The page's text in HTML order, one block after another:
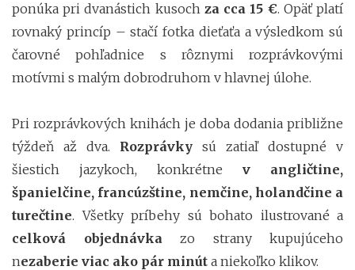
ponúka pri dvanástich kusoch za cca 15 €. Opäť platí
rovnaký princíp – stačí fotka dieťaťa a výsledkom sú
čarovné pohľadnice s rôznymi rozprávkovými
motívmi s malým dobrodruhom v hlavnej úlohe.
Pri rozprávkových knihách je doba dodania približne
týždeň až dva. Rozprávky sú zatiaľ dostupné v
šiestich jazykoch, konkrétne v angličtine,
španielčine, francúzštine, nemčine, holandčine a
turečtine. Všetky príbehy sú bohato ilustrované a
celková objednávka zo strany kupujúceho
nezaberie viac ako pár minút a niekoľko klikov.